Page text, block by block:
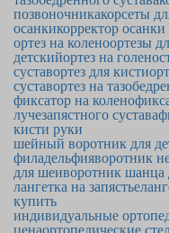
позвоночникакорсеты
осанкикорректор осанки
ортез на коленоортезы
детскийортез на
суставортез для кисти
суставортез на
фиксатор на колено
лучезапястного сустава
кисти руки
шейный воротник для
филадельфияворотник
для шеиворотник шанца
лангетка на запястье
купить
индивидуальные